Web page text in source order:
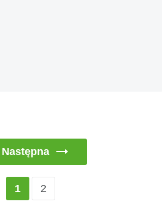
Następna
1 2